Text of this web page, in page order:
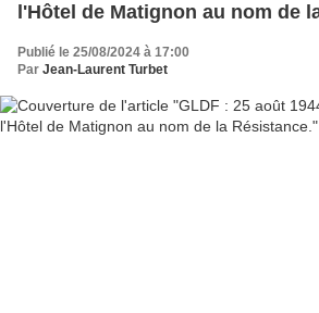
l'Hôtel de Matignon au nom de
Publié le 25/08/2024 à 17:00
Par Jean-Laurent Turbet